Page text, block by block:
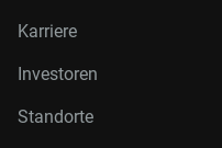
Karriere
Investoren
Standorte